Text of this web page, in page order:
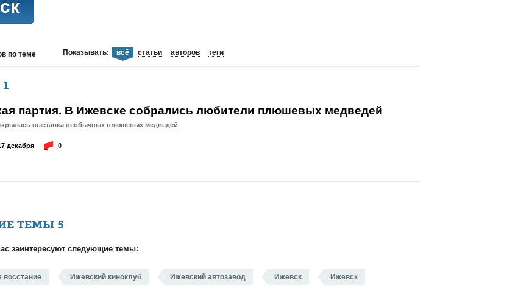
по теме Показывать: всё статьи авторов теги
1
партия. В Ижевске собрались любители плюшевых медведей
выставка необычных плюшевых медведей
декабря 0
ТЕМЫ 5
заинтересуют следующие темы:
восстание Ижевский киноклуб Ижевский автозавод Ижевск Ижевск